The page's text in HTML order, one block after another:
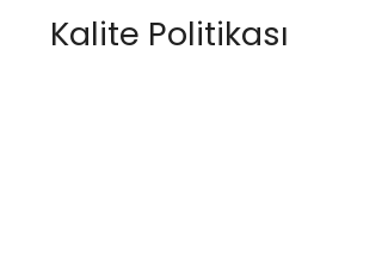
Kalite Politikası